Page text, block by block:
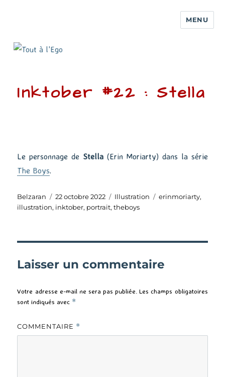
MENU
Inktober #22 : Stella
Le personnage de Stella(Erin Moriarty) dans la série
The Boys.
Auteur
Belzaran
Publié
le
22 octobre 2022 Catégories
Illustration Étiquettes
erinmoriarty,
illustration, inktober, portrait,theboys
Laisser un commentaire
Votre adresse e-mail ne sera pas publiée. Les champs obligatoires
sont indiqués avec *
COMMENTAIRE *